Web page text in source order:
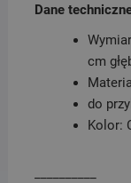
Dane
cm
do
Kolor: